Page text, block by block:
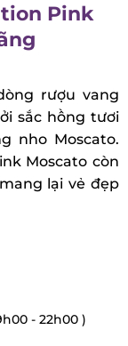
Pink
rượu vang
sắc hồng tươi
Moscato.
Moscato
mang lại vẻ
- 22h00 )